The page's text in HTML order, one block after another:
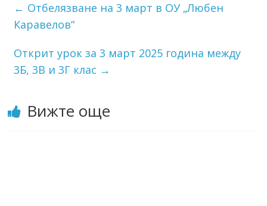
← Отбелязване на 3 март в ОУ „Любен
Каравелов“
Открит урок за 3 март 2025 година между
3Б, 3В и 3Г клас →
Вижте още